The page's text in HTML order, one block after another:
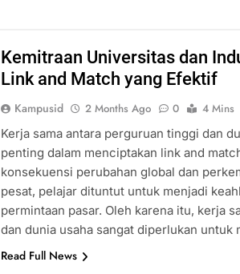
Kemitraan Universitas dan
Link and Match yang Efektif
Kampusid 2 Months Ago 0
4 Mins
Kerja sama antara perguruan tinggi dan
penting dalam menciptakan link and
konsekuensi perubahan global dan
pesat, pelajar dituntut untuk menjadi
permintaan pasar. Oleh karena itu, kerja
dan dunia usaha sangat diperlukan
Read Full News